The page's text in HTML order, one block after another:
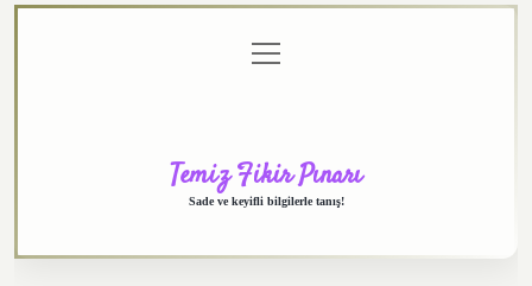
menüyü
aç
Temiz Fikir Pınarı
Sade ve keyifli bilgilerle tanış!